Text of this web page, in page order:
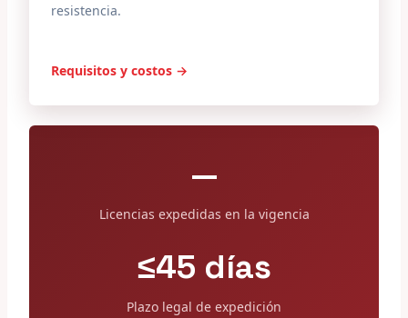
resistencia.
Requisitos y costos →
—
Licencias expedidas en la vigencia
≤45 días
Plazo legal de expedición